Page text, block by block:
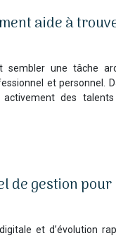
aide à
sembler une tâche
et personnel.
des
de gestion
et d’évolution